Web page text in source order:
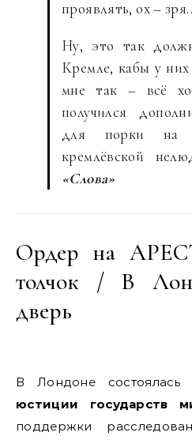
проявлять, ох –
Ну, это так
Кремле, кабы у
мне так – всё
получился
для поркина
кремлёвской
«Слова»
Ордер на
толчок / В
дверь
В Лондоне состоялась
юстиции государств
поддержки